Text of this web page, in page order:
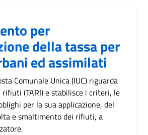
per
della tassa per
ed assimilati
Comunale Unica (IUC) riguarda
rifiuti (TARI) e stabilisce i criteri, le
per la sua applicazione, del
e smaltimento dei rifiuti, a